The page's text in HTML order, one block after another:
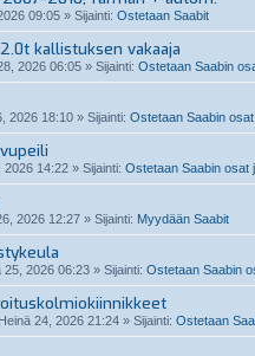
09:05 » Sijainti: Ostetaan Saabit
kallistuksen vakaaja
2026 06:05 » Sijainti: Ostetaan Saabin
2026 18:10 » Sijainti: Ostetaan Saabin
2026 14:22 » Sijainti: Ostetaan Saabin osat
2026 12:27 » Sijainti: Myydään Saabit
25, 2026 06:23 » Sijainti: Ostetaan Saabin
24, 2026 21:24 » Sijainti: Ostetaan